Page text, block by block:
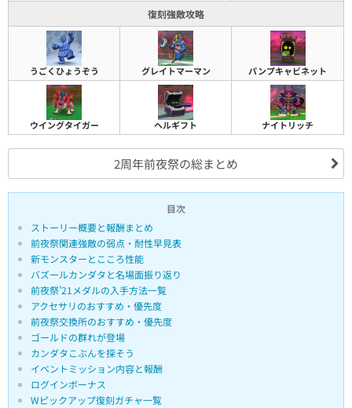
復刻強敵攻略
うごくひょうぞう グレイトマーマン パンプキャビネット
ウイングタイガー ヘルギフト ナイトリッチ
2周年前夜祭の総まとめ
目次
ストーリー概要と報酬まとめ
前夜祭関連強敵の弱点・耐性早見表
新モンスターとこころ性能
バズールカンダタと名場面振り返り
前夜祭’21メダルの入手方法一覧
アクセサリのおすすめ・優先度
前夜祭交換所のおすすめ・優先度
ゴールドの群れが登場
カンダタこぶんを探そう
イベントミッション内容と報酬
ログインボーナス
Wピックアップ復刻ガチャ一覧